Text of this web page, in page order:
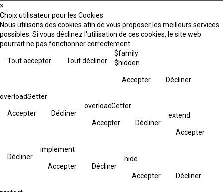
×
Choix utilisateur pour les Cookies
Nous utilisons des cookies afin de vous proposer les meilleurs services
possibles. Si vous déclinez l'utilisation de ces cookies, le site web
pourrait ne pas fonctionner correctement.
Tout accepter Tout décliner
$family
$hidden
Accepter Décliner
overloadSetter
Accepter Décliner
overloadGetter
Accepter Décliner
extend
Accepter
Décliner
implement
Accepter Décliner
hide
Accepter Décliner